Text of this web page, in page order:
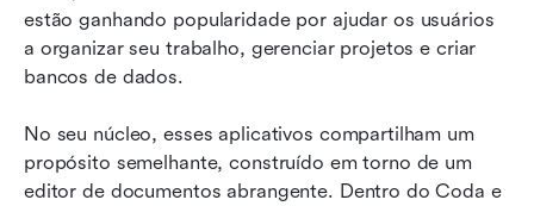
estão ganhando popularidade por ajudar os usuários
a organizar seu trabalho, gerenciar projetos e criar
bancos de dados.
No seu núcleo, esses aplicativos compartilham um
propósito semelhante, construído em torno de um
editor de documentos abrangente. Dentro do Coda e